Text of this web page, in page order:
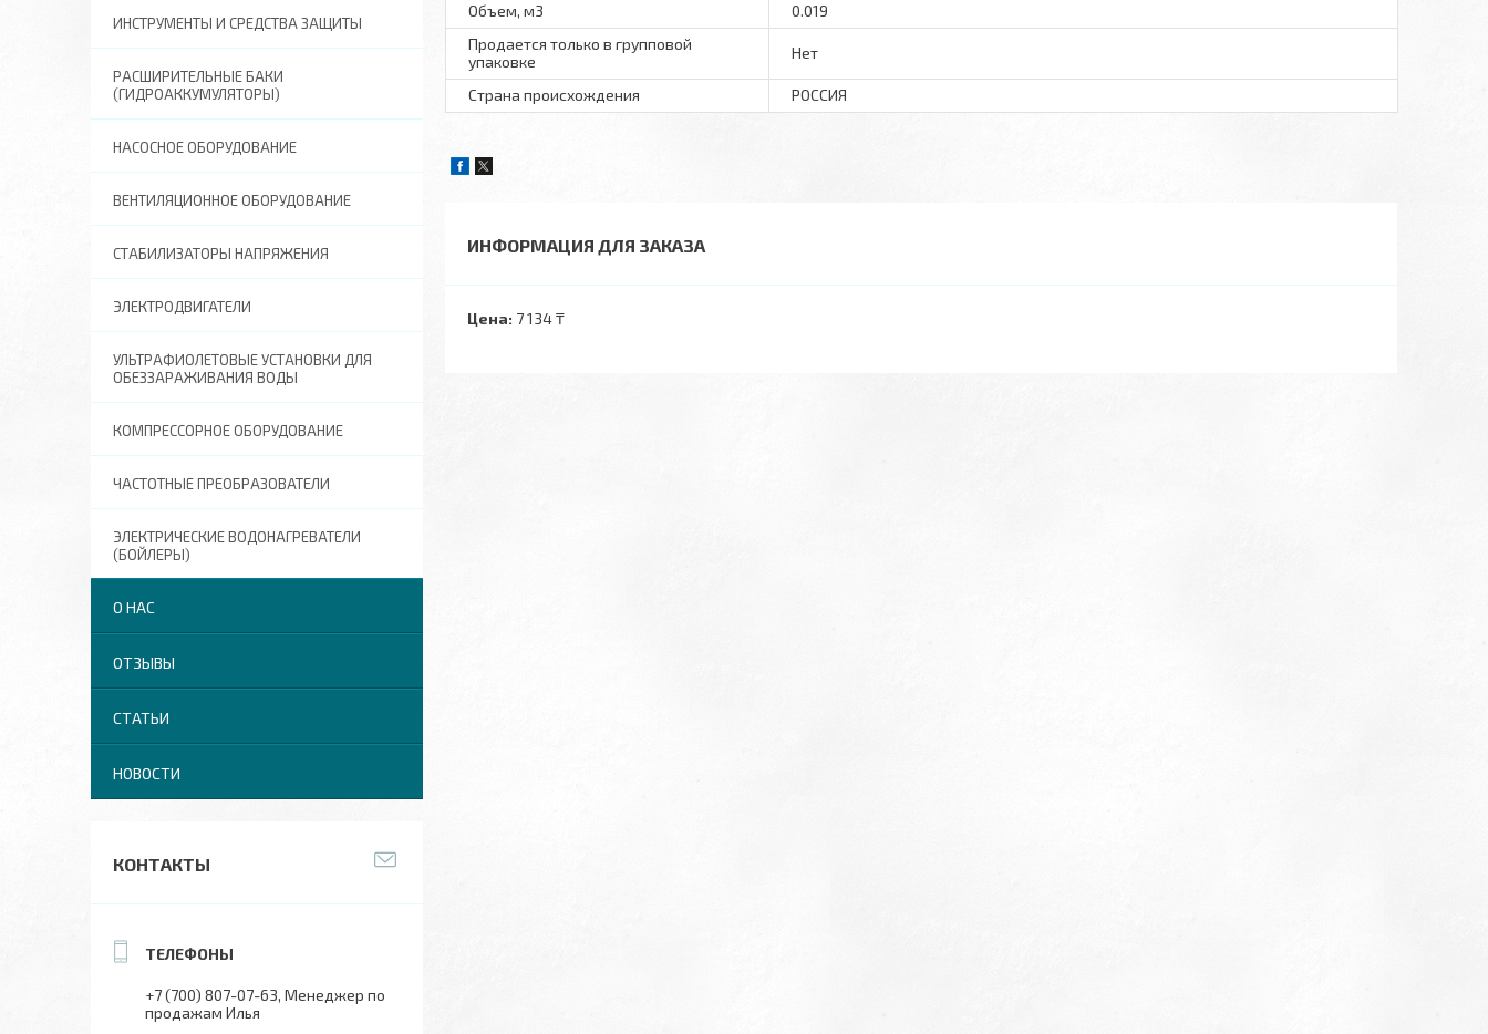
Объем, м3
0.019
Продается только в групповой
упаковке
Нет
Страна происхождения РОССИЯ
ИНФОРМАЦИЯ ДЛЯ ЗАКАЗА
Цена: 7 134 ₸
ИНСТРУМЕНТЫ И СРЕДСТВА ЗАЩИТЫ
РАСШИРИТЕЛЬНЫЕ БАКИ
(ГИДРОАККУМУЛЯТОРЫ)
НАСОСНОЕ ОБОРУДОВАНИЕ
ВЕНТИЛЯЦИОННОЕ ОБОРУДОВАНИЕ
СТАБИЛИЗАТОРЫ НАПРЯЖЕНИЯ
ЭЛЕКТРОДВИГАТЕЛИ
УЛЬТРАФИОЛЕТОВЫЕ УСТАНОВКИ ДЛЯ
ОБЕЗЗАРАЖИВАНИЯ ВОДЫ
КОМПРЕССОРНОЕ ОБОРУДОВАНИЕ
ЧАСТОТНЫЕ ПРЕОБРАЗОВАТЕЛИ
ЭЛЕКТРИЧЕСКИЕ ВОДОНАГРЕВАТЕЛИ
(БОЙЛЕРЫ)
О НАС
ОТЗЫВЫ
СТАТЬИ
НОВОСТИ
КОНТАКТЫ
+7 (700) 807-07-63 Менеджер по
продажам Илья